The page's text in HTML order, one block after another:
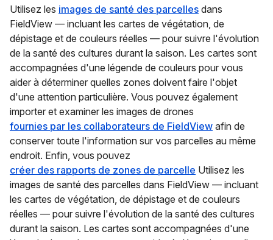
Utilisez les images de santé des parcelles dans
FieldView — incluant les cartes de végétation, de
dépistage et de couleurs réelles — pour suivre l'évolution
de la santé des cultures durant la saison. Les cartes sont
accompagnées d'une légende de couleurs pour vous
aider à déterminer quelles zones doivent faire l'objet
d'une attention particulière. Vous pouvez également
importer et examiner les images de drones
fournies par les collaborateurs de FieldView afin de
conserver toute l'information sur vos parcelles au même
endroit. Enfin, vous pouvez
créer des rapports de zones de parcelle Utilisez les
images de santé des parcelles dans FieldView — incluant
les cartes de végétation, de dépistage et de couleurs
réelles — pour suivre l'évolution de la santé des cultures
durant la saison. Les cartes sont accompagnées d'une